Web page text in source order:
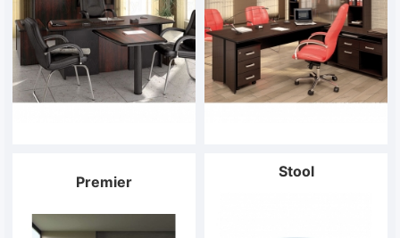
Premier
Stool